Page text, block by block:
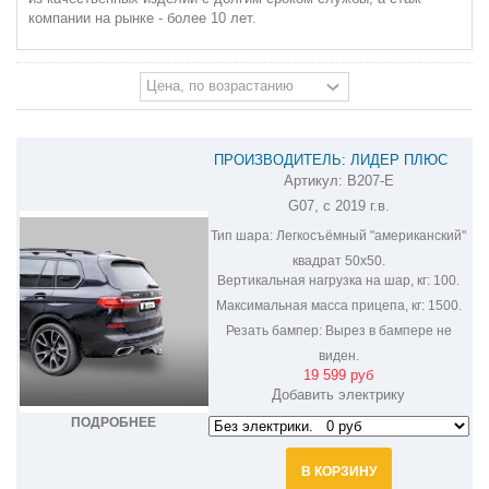
компании на рынке - более 10 лет.
ПОДРОБНЕЕ
ПРОИЗВОДИТЕЛЬ: ЛИДЕР ПЛЮС
ФАРКОП НА BMW X7 B207-E
Артикул: B207-E
G07, с 2019 г.в.
Тип шара: Легкосъёмный "американский"
квадрат 50х50.
Вертикальная нагрузка на шар, кг: 100.
Максимальная масса прицепа, кг:1500.
Резать бампер:Вырез в бампере не
виден.
19 599 руб
Добавить электрику
В КОРЗИНУ